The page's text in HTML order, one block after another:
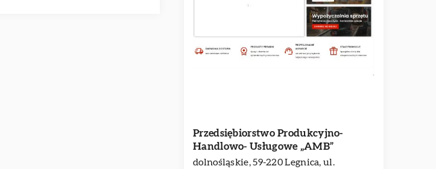
Przedsiębiorstwo Produkcyjno-
Handlowo- Usługowe „AMB”
dolnośląskie, 59-220 Legnica, ul.